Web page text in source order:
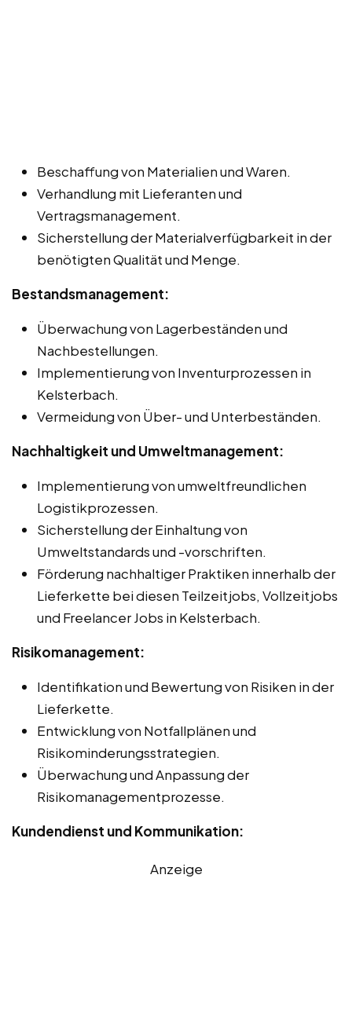
Beschaffung von Materialien und Waren.
Verhandlung mit Lieferanten und
Vertragsmanagement.
Sicherstellung der Materialverfügbarkeit in der
benötigten Qualität und Menge.
Bestandsmanagement:
Überwachung von Lagerbeständen und
Nachbestellungen.
Implementierung von Inventurprozessen in
Kelsterbach.
Vermeidung von Über- und Unterbeständen.
Nachhaltigkeit und Umweltmanagement:
Implementierung von umweltfreundlichen
Logistikprozessen.
Sicherstellung der Einhaltung von
Umweltstandards und -vorschriften.
Förderung nachhaltiger Praktiken innerhalb der
Lieferkette bei diesen Teilzeitjobs, Vollzeitjobs
und Freelancer Jobs in Kelsterbach.
Risikomanagement:
Identifikation und Bewertung von Risiken in der
Lieferkette.
Entwicklung von Notfallplänen und
Risikominderungsstrategien.
Überwachung und Anpassung der
Risikomanagementprozesse.
Kundendienst und Kommunikation:
Anzeige